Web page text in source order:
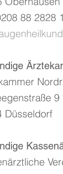
88 2828
9
Düsseldorf